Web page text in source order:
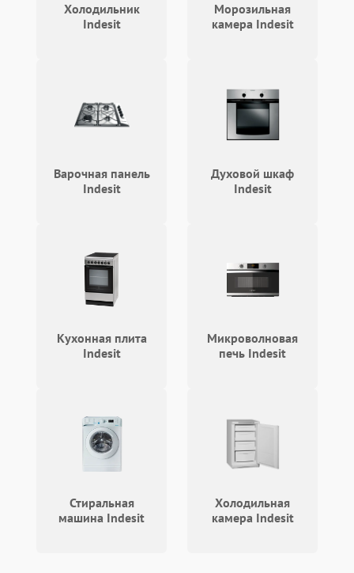
Холодильник
Indesit
Морозильная
камера Indesit
Варочная панель
Indesit
Духовой шкаф
Indesit
Кухонная плита
Indesit
Микроволновая
печь Indesit
Стиральная
машина Indesit
Холодильная
камера Indesit